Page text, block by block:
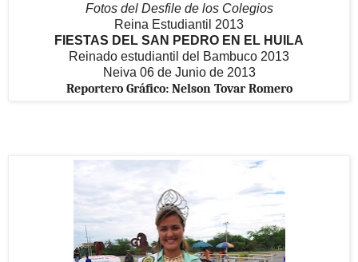
Fotos del Desfile de los Colegios
Reina Estudiantil 2013
FIESTAS DEL SAN PEDRO EN EL HUILA
Reinado estudiantil del Bambuco 2013
Neiva 06 de Junio de 2013
Reportero Gráfico: Nelson Tovar Romero